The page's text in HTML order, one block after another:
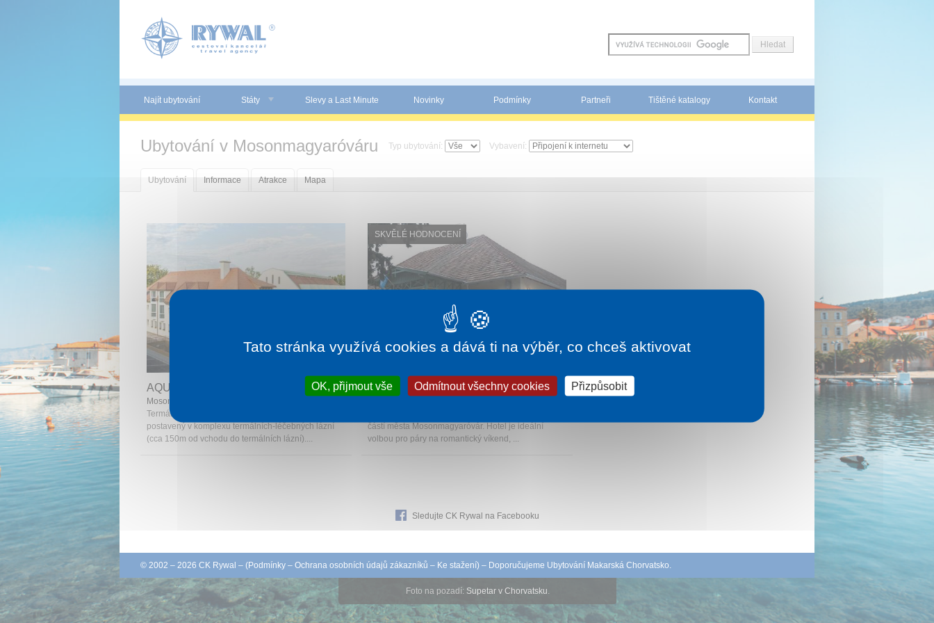
Najít ubytování Státy Slevy a Last Minute Novinky Podmínky Partneři Tištěné katalogy Kontakt
Ubytování v Mosonmagyaróváru Typ ubytování: Vybavení:
Ubytování Informace Atrakce Mapa
AQUA HOTEL TERMÁL
Mosonmagyaróvár
Termál hotel Aqua se nachází ve středu města,
postavený v komplexu termálních-léčebných lázní
(cca 150m od vchodu do termálních lázní)....
SKVĚLÉ HODNOCENÍ
HOTEL AQUASOL
částí města Mosonmagyaróvár. Hotel je ideální
volbou pro páry na romantický víkend, ...
Sledujte CK Rywal na Facebooku
© 2002 – 2026 CK Rywal – (Podmínky – Ochrana osobních údajů zákazníků – Ke stažení) – Doporučujeme Ubytování Makarská Chorvatsko.
Foto na pozadí: Supetar v Chorvatsku.
Tato stránka využívá cookies a dává ti na výběr, co chceš aktivovat
OK, přijmout vše Odmítnout všechny cookies Přizpůsobit